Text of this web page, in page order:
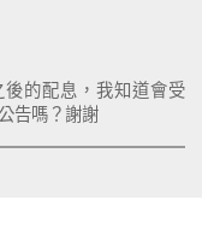
的配息，我知道會受
告嗎？謝謝